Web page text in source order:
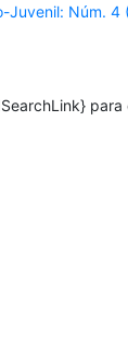
Juvenil: Núm. 4
para